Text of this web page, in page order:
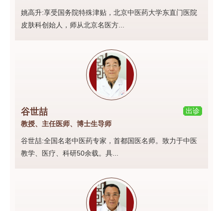
姚高升:享受国务院特殊津贴，北京中医药大学东直门医院
皮肤科创始人，师从北京名医方...
出诊
谷世喆
教授、主任医师、博士生导师
谷世喆:全国名老中医药专家，首都国医名师。致力于中医
教学、医疗、科研50余载。具...